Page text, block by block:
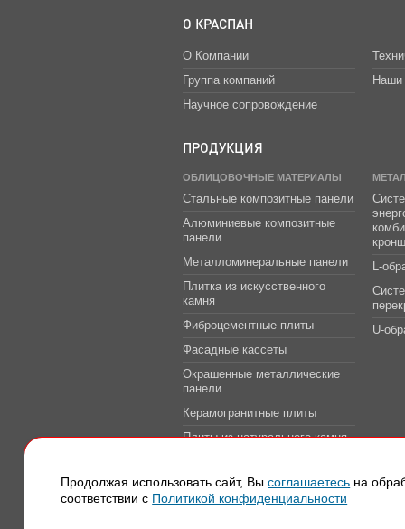
О КРАСПАН
О Компании
Группа компаний
Научное сопровождение
Наши
ПРОДУКЦИЯ
ОБЛИЦОВОЧНЫЕ МАТЕРИАЛЫ
Стальные композитные панели
Алюминиевые композитные
панели
Металломинеральные панели
Плитка из искусственного
камня
Фиброцементные плиты
Фасадные кассеты
Окрашенные металлические
панели
Керамогранитные плиты
Плиты из натурального камня
декоративной облицовки
транспортных тоннелей
L-
U-
Продолжая использовать сайт, Высоглашаетесь на
соответствии с Политикой конфиденциальности